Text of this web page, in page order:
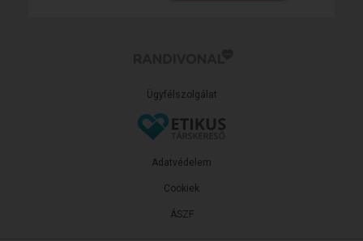
Ügyfélszolgálat
ÁSZF
Adatvédelem
Cookiek